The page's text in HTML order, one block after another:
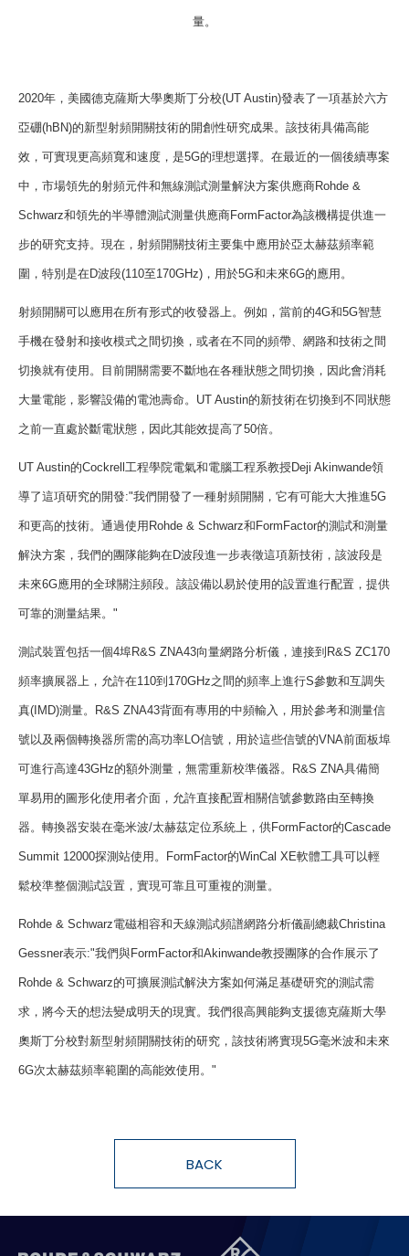
量。
2020年，美國德克薩斯大學奧斯丁分校(UT Austin)發表了一項基於六方
亞硼(hBN)的新型射頻開關技術的開創性研究成果。該技術具備高能
效，可實現更高頻寬和速度，是5G的理想選擇。在最近的一個後續專案
中，市場領先的射頻元件和無線測試測量解決方案供應商Rohde &
Schwarz和領先的半導體測試測量供應商FormFactor為該機構提供進一
步的研究支持。現在，射頻開關技術主要集中應用於亞太赫茲頻率範
圍，特別是在D波段(110至170GHz) ，用於5G和未來6G的應用。
射頻開關可以應用在所有形式的收發器上。例如，當前的4G和5G智慧
手機在發射和接收模式之間切換，或者在不同的頻帶、網路和技術之間
切換就有使用。目前開關需要不斷地在各種狀態之間切換，因此會消耗
大量電能，影響設備的電池壽命。 UT Austin的新技術在切換到不同狀態
之前一直處於斷電狀態，因此其能效提高了50倍。
UT Austin的Cockrell 工程學院電氣和電腦工程系教授Deji Akinwande領
導了這項研究的開發:"我們開發了一種射頻開關，它有可能大大推進5G
和更高的技術。通過使用 Rohde & Schwarz和 FormFactor的測試和測量
解決方案，我們的團隊能夠在D波段進一步表徵這項新技術，該波段是
未來6G應用的全球關注頻段。該設備以易於使用的設置進行配置，提供
可靠的測量結果。 "
測試裝置包括一個4埠R&S ZNA43向量網路分析儀，連接到 R&S ZC170
頻率擴展器上，允許在110到 170GHz之間的頻率上進行S參數和互調失
真(IMD)測量。 R&S ZNA43背面有專用的中頻輸入，用於參考和測量信
號以及兩個轉換器所需的高功率 LO信號，用於這些信號的VNA前面板埠
可進行高達43GHz的額外測量，無需重新校準儀器。 R&S ZNA具備簡
單易用的圖形化使用者介面，允許直接配置相關信號參數路由至轉換
器。轉換器安裝在毫米波/太赫茲定位系統上，供FormFactor的Cascade
Summit 12000探測站使用。 FormFactor的WinCal XE軟體工具可以輕
鬆校準整個測試設置，實現可靠且可重複的測量。
Rohde & Schwarz電磁相容和天線測試頻譜網路分析儀副總裁Christina
Gessner表示:"我們與FormFactor和Akinwande教授團隊的合作展示了
Rohde & Schwarz的可擴展測試解決方案如何滿足基礎研究的測試需
求，將今天的想法變成明天的現實。我們很高興能夠支援德克薩斯大學
奧斯丁分校對新型射頻開關技術的研究，該技術將實現5G毫米波和未來
6G次太赫茲頻率範圍的高能效使用。 "
BACK